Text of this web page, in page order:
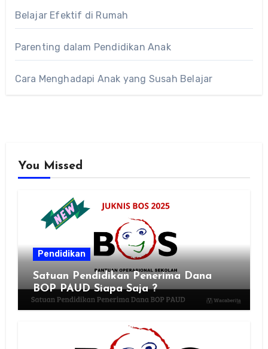
Belajar Efektif di Rumah
Parenting dalam Pendidikan Anak
Cara Menghadapi Anak yang Susah Belajar
You Missed
Pendidikan
Satuan Pendidikan Penerima Dana
BOP PAUD Siapa Saja ?